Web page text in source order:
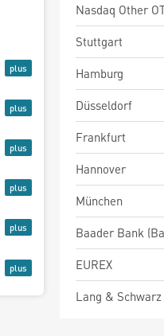
Nasdaq Other
Stuttgart
Hamburg
Düsseldorf
Frankfurt
Hannover
München
Baader Bank
EUREX
Lang & Schwarz